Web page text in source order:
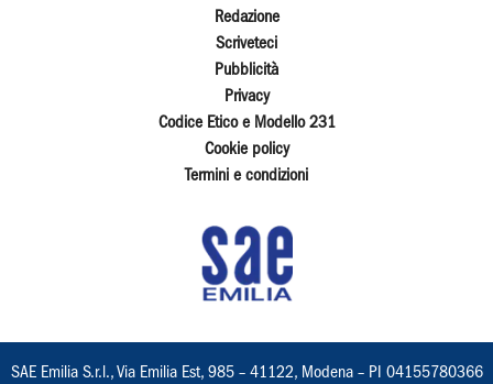
Redazione
Scriveteci
Pubblicità
Privacy
Codice Etico e Modello 231
Cookie policy
Termini e condizioni
SAE Emilia S.r.l., Via Emilia Est, 985 – 41122, Modena – PI 04155780366